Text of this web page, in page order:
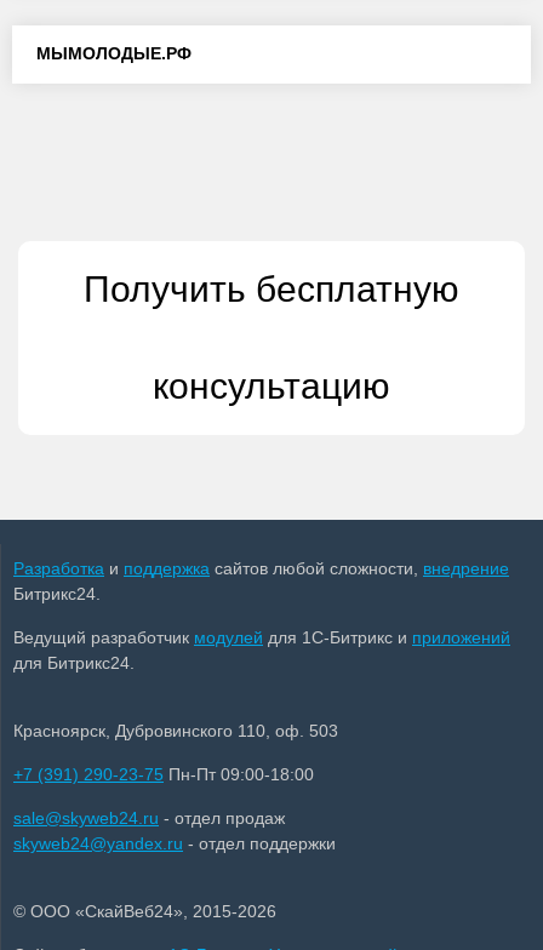
timbiryusa.ru
17.08.2020
МЫМОЛОДЫЕ.РФ
Получить бесплатную
консультацию
Разработка и поддержка сайтов любой сложности, внедрение
Битрикс24.
Ведущий разработчик модулей для 1С-Битрикс и приложений
для Битрикс24.
Красноярск, Дубровинского 110, оф. 503
+7 (391) 290-23-75 Пн-Пт 09:00-18:00
sale@skyweb24.ru - отдел продаж
skyweb24@yandex.ru - отдел поддержки
© ООО «СкайВеб24», 2015-2026